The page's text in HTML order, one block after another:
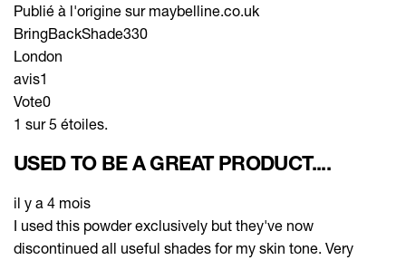
Publié à l'origine sur maybelline.co.uk
BringBackShade330
London
avis1
Vote0
1 sur 5 étoiles.
USED TO BE A GREAT PRODUCT....
il y a 4 mois
I used this powder exclusively but they've now
discontinued all useful shades for my skin tone. Very